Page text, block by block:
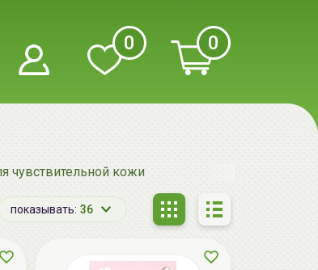
0 0
чувствительной кожи
показывать: 36